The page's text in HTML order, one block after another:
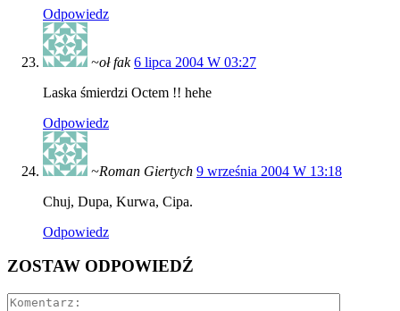
Odpowiedz
~oł fak 6 lipca 2004 W 03:27
Laska śmierdzi Octem !! hehe
Odpowiedz
~Roman Giertych 9 września 2004 W 13:18
Chuj, Dupa, Kurwa, Cipa.
Odpowiedz
ZOSTAW ODPOWIEDŹ